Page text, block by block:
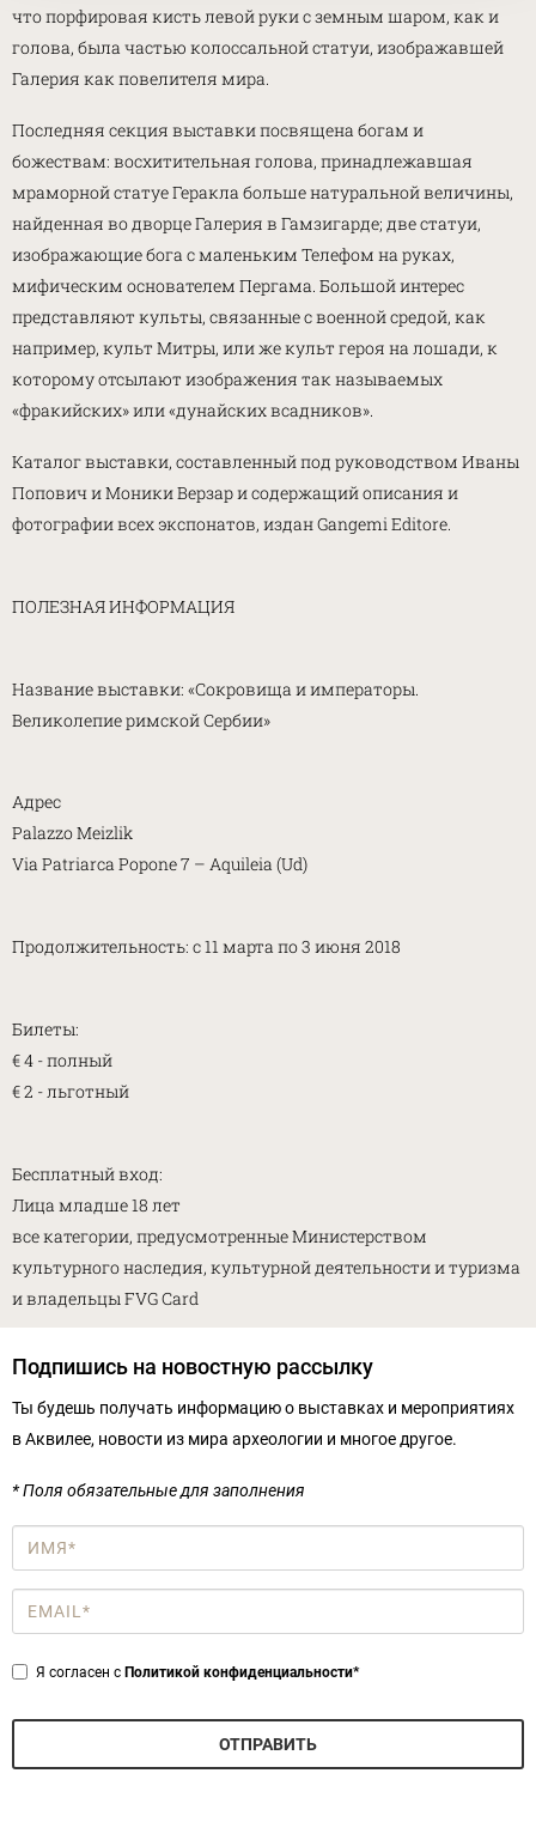
что порфировая кисть левой руки с земным шаром, как и
голова, была частью колоссальной статуи, изображавшей
Галерия как повелителя мира.
Последняя секция выставки посвящена богам и
божествам: восхитительная голова, принадлежавшая
мраморной статуе Геракла больше натуральной величины,
найденная во дворце Галерия в Гамзигарде; две статуи,
изображающие бога с маленьким Телефом на руках,
мифическим основателем Пергама. Большой интерес
представляют культы, связанные с военной средой, как
например, культ Митры, или же культ героя на лошади, к
которому отсылают изображения так называемых
«фракийских» или «дунайских всадников».
Каталог выставки, составленный под руководством Иваны
Попович и Моники Верзар и содержащий описания и
фотографии всех экспонатов, издан Gangemi Editore.
ПОЛЕЗНАЯ ИНФОРМАЦИЯ
Название выставки: «Сокровища и императоры.
Великолепие римской Сербии»
Адрес
Palazzo Meizlik
Via Patriarca Popone 7 – Aquileia (Ud)
Продолжительность: с 11 марта по 3 июня 2018
Билеты:
€ 4 - полный
€ 2 - льготный
Бесплатный вход:
Лица младше 18 лет
все категории, предусмотренные Министерством
культурного наследия, культурной деятельности и туризма
и владельцы FVG Card
Подпишись на новостную рассылку
Ты будешь получать информацию о выставках и мероприятиях
в Аквилее, новости из мира археологии и многое другое.
* Поля обязательные для заполнения
Имя
*
Email
*
Privacy
Я согласен с Политикой конфиденциальности*
ОТПРАВИТЬ